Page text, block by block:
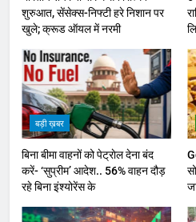
शुरुआत, सेंसेक्स-निफ्टी हरे निशान पर
खुले; क्रूड ऑयल में नरमी
बड़ी ख़बर
बिना बीमा वाहनों को पेट्राेल देना बंद
करें- ‘सुप्रीम’ आदेश.. 56% वाहन दौड़
रहे बिना इंश्योरेंस के